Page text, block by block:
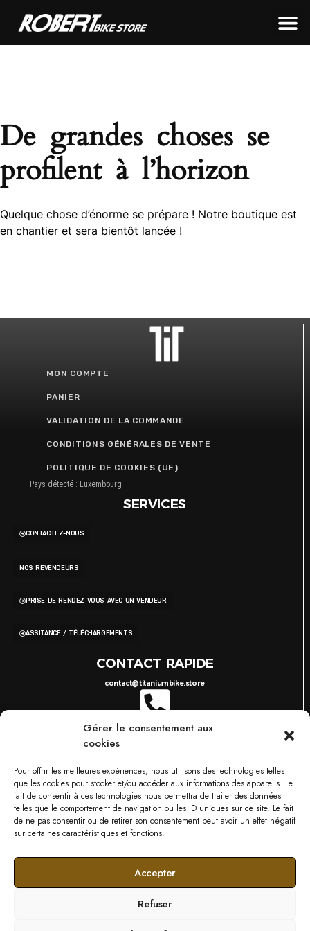
Gérer le consentement aux
cookies
Pour offrir les meilleures expériences, nous utilisons des technologies telles
que les cookies pour stocker et/ou accéder aux informations des appareils. Le
fait de consentir à ces technologies nous permettra de traiter des données
telles que le comportement de navigation ou les ID uniques sur ce site. Le fait
de ne pas consentir ou de retirer son consentement peut avoir un effet négatif
sur certaines caractéristiques et fonctions.
Accepter
Refuser
De grandes choses se
profilent à l’horizon
Quelque chose d’énorme se prépare ! Notre boutique est
en chantier et sera bientôt lancée !
MON COMPTE
PANIER
VALIDATION DE LA COMMANDE
CONDITIONS GÉNÉRALES DE VENTE
POLITIQUE DE COOKIES (UE)
Pays détecté : Luxembourg
SERVICES
CONTACTEZ-NOUS
NOS REVENDEURS
PRISE DE RENDEZ-VOUS AVEC UN VENDEUR
ASSITANCE / TÉLÉCHARGEMENTS
CONTACT RAPIDE
contact@titaniumbike.store
0035 26 61 40 36 17
749 RUE DU BOIS D'ORLY, 57685 AUGNY
NOS MARQUES